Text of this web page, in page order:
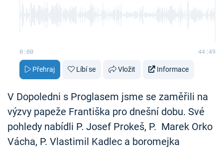
0:00 44:49
Přehraj Líbí se Vložit Informace
V Dopoledni s Proglasem jsme se zaměřili na
výzvy papeže Františka pro dnešní dobu. Své
pohledy nabídli P. Josef Prokeš, P. Marek Orko
Vácha, P. Vlastimil Kadlec a boromejka